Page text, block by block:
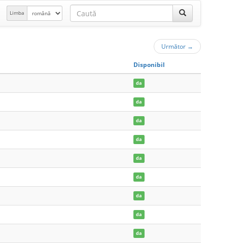
Limba
Următor →
Disponibil
da
da
da
da
da
da
da
da
da